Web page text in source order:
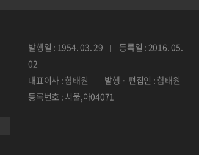
발행일 : 1954. 03. 29
등록일 : 2016. 05.
02
대표이사 : 함태원
발행 · 편집인 : 함태원
등록번호 : 서울,아04071